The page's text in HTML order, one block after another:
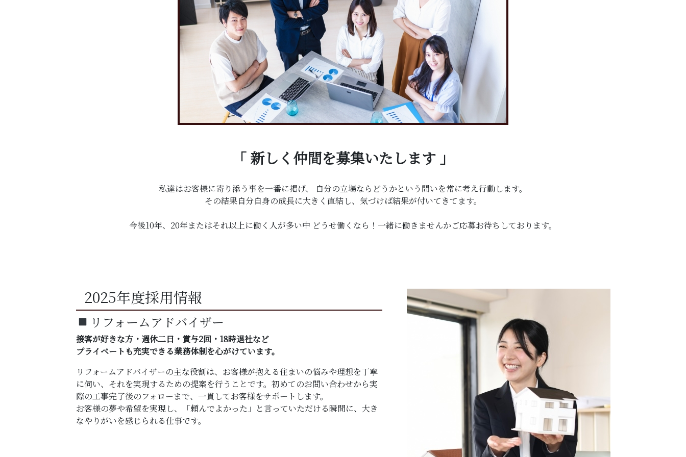
「 新しく仲間を募集いたします 」
私達はお客様に寄り添う事を一番に掲げ、 自分の立場ならどうかという問いを常に考え行動します。
その結果自分自身の成長に大きく直結し、気づけば結果が付いてきてます。
今後10年、20年またはそれ以上に働く人が多い中 どうせ働くなら！一緒に働きませんかご応募お待ちしております。
2025年度採用情報
リフォームアドバイザー
接客が好きな方・週休二日・賞与2回・18時退社など
プライベートも充実できる業務体制を心がけています。
リフォームアドバイザーの主な役割は、お客様が抱える住まいの悩みや理想を丁寧
に伺い、それを実現するための提案を行うことです。初めてのお問い合わせから実
際の工事完了後のフォローまで、一貫してお客様をサポートします。
お客様の夢や希望を実現し、「頼んでよかった」と言っていただける瞬間に、大き
なやりがいを感じられる仕事です。